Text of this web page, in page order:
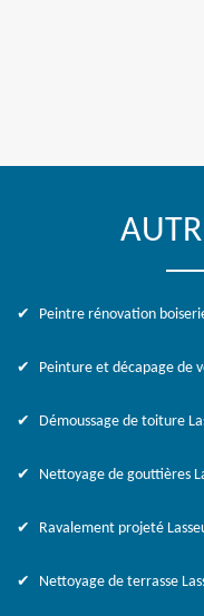
Peintre rénovation
Peinture et décapage de
Démoussage de toiture
Nettoyage de gouttières
Ravalement projeté
Nettoyage de terrasse